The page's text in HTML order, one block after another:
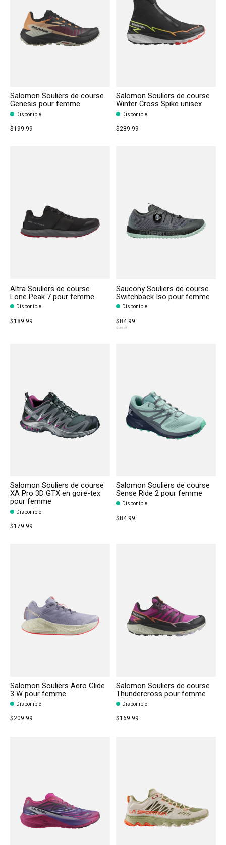
Salomon Souliers de course
Genesis pour femme
Disponible
$199.99
Salomon Souliers de course
Winter Cross Spike unisex
Disponible
$289.99
Altra Souliers de course
Lone Peak 7 pour femme
Disponible
$189.99
Saucony Souliers de course
Switchback Iso pour femme
Disponible
$84.99
$169.99
Salomon Souliers de course
XA Pro 3D GTX en gore-tex
pour femme
Disponible
$179.99
Salomon Souliers de course
Sense Ride 2 pour femme
Disponible
$84.99
Salomon Souliers Aero Glide
3 W pour femme
Disponible
$209.99
Salomon Souliers de course
Thundercross pour femme
Disponible
$169.99